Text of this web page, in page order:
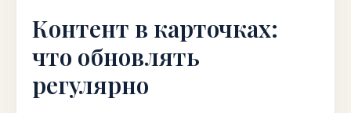
Контент в карточках:
что обновлять
регулярно